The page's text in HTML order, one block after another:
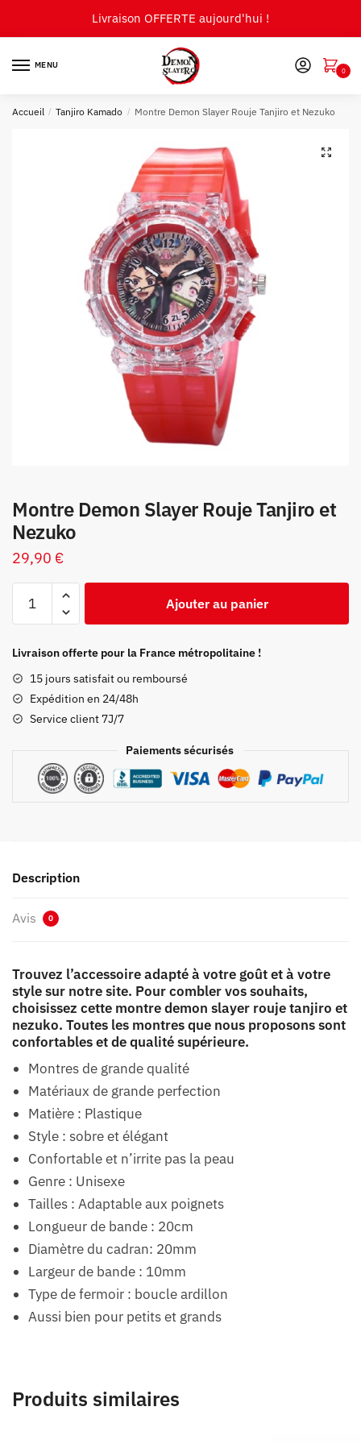
Livraison OFFERTE aujourd'hui !
MENU
0
Accueil / Tanjiro Kamado / Montre Demon Slayer Rouje Tanjiro et Nezuko
🔍
Montre Demon Slayer Rouje Tanjiro et
Nezuko
29,90 €
Demon
Rouje
Tanjiro
et
Ajouter au panier
Livraison offerte pour la France métropolitaine !
15 jours satisfait ou remboursé
Expédition en 24/48h
Service client 7J/7
Paiements sécurisés
Description
Avis 0
Trouvez l’accessoire adapté à votre goût et à votre
style sur notre site. Pour combler vos souhaits,
choisissez cette montre demon slayer rouje tanjiro et
nezuko. Toutes les montres que nous proposons sont
confortables et de qualité supérieure.
Montres de grande qualité
Matériaux de grande perfection
Matière : Plastique
Style : sobre et élégant
Confortable et n’irrite pas la peau
Genre : Unisexe
Tailles : Adaptable aux poignets
Longueur de bande : 20cm
Diamètre du cadran: 20mm
Largeur de bande : 10mm
Type de fermoir : boucle ardillon
Aussi bien pour petits et grands
Produits similaires